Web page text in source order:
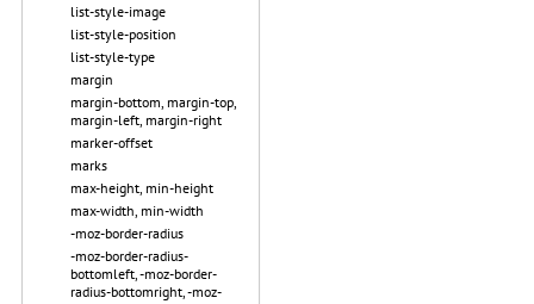
list-style-image
list-style-position
list-style-type
margin
margin-bottom, margin-top,
margin-left, margin-right
marker-offset
marks
max-height, min-height
max-width, min-width
-moz-border-radius
-moz-border-radius-
bottomleft, -moz-border-
radius-bottomright, -moz-